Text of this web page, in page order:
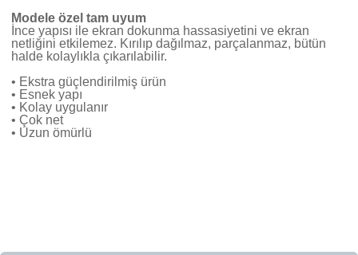
Modele özel tam uyum
İnce yapısı ile ekran dokunma hassasiyetini ve ekran
netliğini etkilemez. Kırılıp dağılmaz, parçalanmaz, bütün
halde kolaylıkla çıkarılabilir.
• Ekstra güçlendirilmiş ürün
• Esnek yapı
• Kolay uygulanır
• Çok net
• Uzun ömürlü